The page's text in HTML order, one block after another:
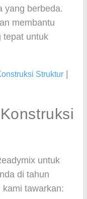
yang berbeda.
membantu
tepat untuk
Struktur
untuk
di tahun
tawarkan: